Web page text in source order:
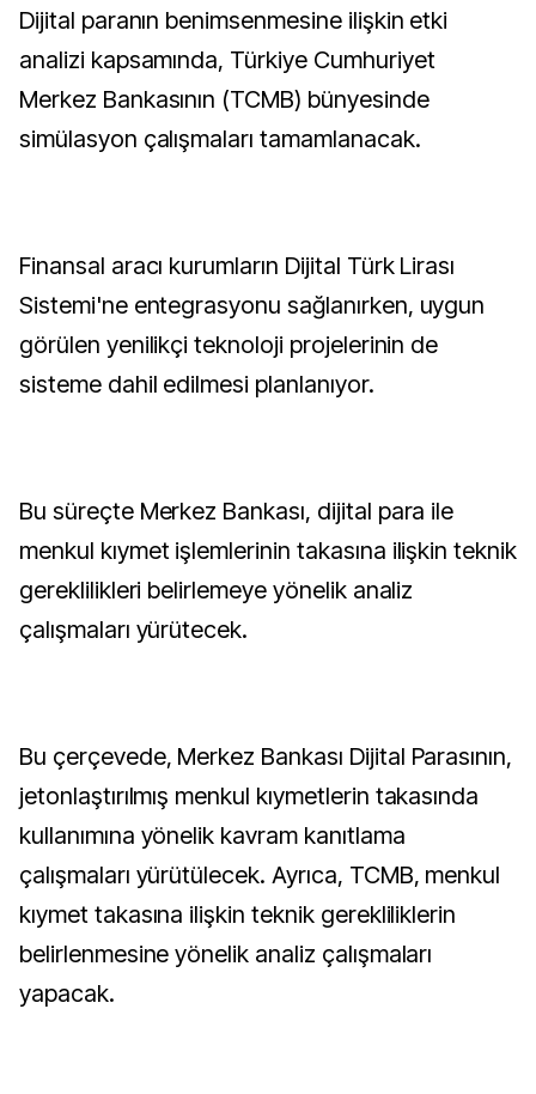
Dijital paranın benimsenmesine ilişkin etki
analizi kapsamında, Türkiye Cumhuriyet
Merkez Bankasının (TCMB) bünyesinde
simülasyon çalışmaları tamamlanacak.
Finansal aracı kurumların Dijital Türk Lirası
Sistemi'ne entegrasyonu sağlanırken, uygun
görülen yenilikçi teknoloji projelerinin de
sisteme dahil edilmesi planlanıyor.
Bu süreçte Merkez Bankası, dijital para ile
menkul kıymet işlemlerinin takasına ilişkin teknik
gereklilikleri belirlemeye yönelik analiz
çalışmaları yürütecek.
Bu çerçevede, Merkez Bankası Dijital Parasının,
jetonlaştırılmış menkul kıymetlerin takasında
kullanımına yönelik kavram kanıtlama
çalışmaları yürütülecek. Ayrıca, TCMB, menkul
kıymet takasına ilişkin teknik gerekliliklerin
belirlenmesine yönelik analiz çalışmaları
yapacak.